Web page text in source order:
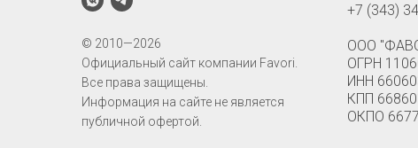
© 2010—2026
Официальный сайт компании Favori.
Все права защищены.
Информация на сайте не является
публичной офертой.
+7 (343)
ООО
ОГРН
ИНН
КПП
ОКПО